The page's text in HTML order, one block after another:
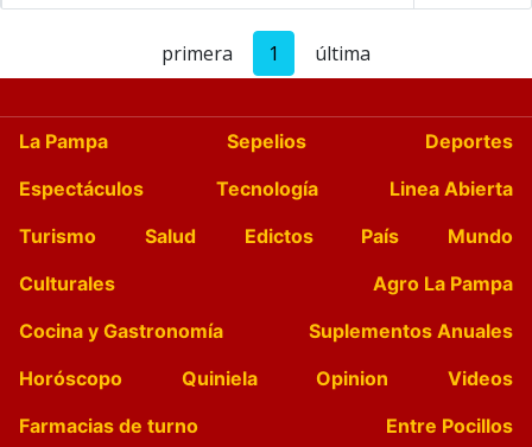
primera 1 última
La Pampa Sepelios
Deportes
Espectáculos
Tecnología
Linea Abierta
Turismo
Salud Edictos País
Mundo
Culturales
Agro La Pampa
Cocina y Gastronomía
Suplementos Anuales
Horóscopo
Quiniela Opinion
Videos
Farmacias de turno
Entre Pocillos